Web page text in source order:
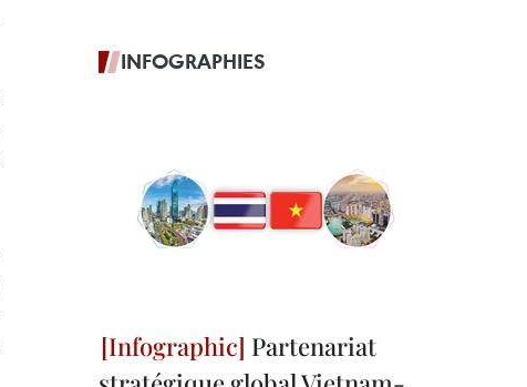
INFOGRAPHIES
Partenariat